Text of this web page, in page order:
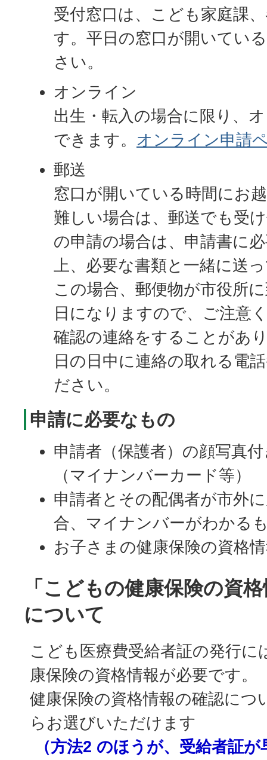
受付窓口は、こども家庭課
す。平日の窓口が開いてい
さい。
オンライン
出生・転入の場合に限り、
できます。 オンライン申請
郵送
窓口が開いている時間にお
難しい場合は、郵送でも受
の申請の場合は、申請書に
上、必要な書類と一緒に送
この場合、郵便物が市役所
日になりますので、ご注意
確認の連絡をすることがあ
日の日中に連絡の取れる電
ださい。
申請に必要なもの
申請者（保護者）の顔写真
（マイナンバーカード等）
申請者とその配偶者が市外
合、マイナンバーがわかる
お子さまの健康保険の資格
「こどもの健康保険の資
について
こども医療費受給者証の発行に
康保険の資格情報が必要です。
健康保険の資格情報の確認につ
らお選びいただけます
（方法2 のほうが、受給者証